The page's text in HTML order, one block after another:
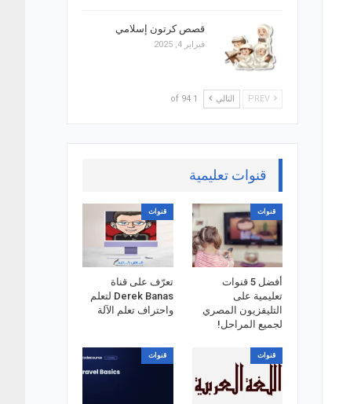
قصص كرتون إسلامي
فبراير 4, 2025
التالي 1 of 94
قنوات تعليمية
قنوات
أفضل 5 قنوات
تعليمية على
التليفزيون المصري
لجميع المراحل!
قنوات
تعرّف على قناة
Derek Banas لتعلم
واحتراف تعلم الآلة
قنوات قنوات